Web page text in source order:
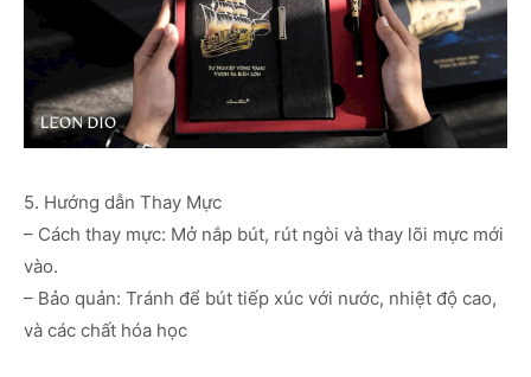
5. Hướng dẫn Thay Mực
– Cách thay mực: Mở nắp bút, rút ngòi và thay lõi mực mới
vào.
– Bảo quản: Tránh để bút tiếp xúc với nước, nhiệt độ cao,
và các chất hóa học